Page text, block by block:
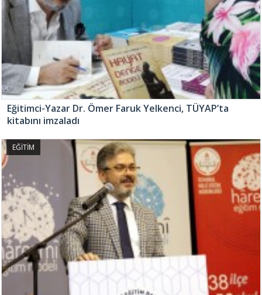
Eğitimci-Yazar Dr. Ömer Faruk Yelkenci, TÜYAP’ta
kitabını imzaladı
EĞİTİM